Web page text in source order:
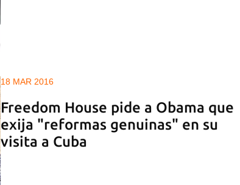
18 MAR 2016
Freedom House pide a Obama que
exija "reformas genuinas" en su
visita a Cuba